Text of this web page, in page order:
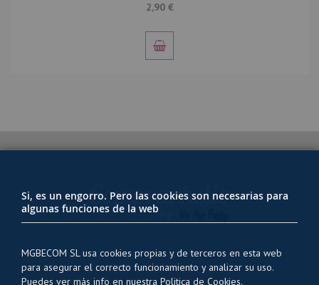
2,90 €
PRIVACIDAD Y USO DE COOKIES
Si, es un engorro. Pero las cookies son necesarias para
algunas funciones de la web
MGBECOM SL usa cookies propias y de terceros en esta web
para asegurar el correcto funcionamiento y analizar su uso.
Puedes ver más info en nuestra Politica de Cookies.